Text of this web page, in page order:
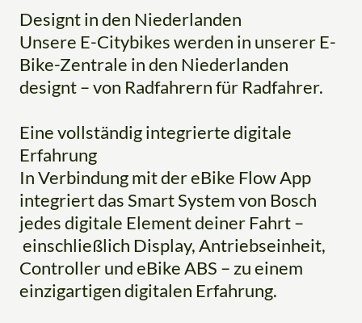
Designt in den Niederlanden
Unsere E-Citybikes werden in unserer E-
Bike-Zentrale in den Niederlanden
designt – von Radfahrern für Radfahrer.
Eine vollständig integrierte digitale
Erfahrung
In Verbindung mit der eBike Flow App
integriert das Smart System von Bosch
jedes digitale Element deiner Fahrt –
einschließlich Display, Antriebseinheit,
Controller und eBike ABS – zu einem
einzigartigen digitalen Erfahrung.